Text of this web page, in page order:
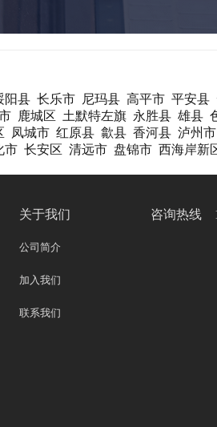
阳县 长乐市 尼玛县 高平市 平安县
鹿城区 土默特左旗 永胜县 雄县
凤城市 红原县 歙县 香河县 泸州市
市 长安区 清远市 盘锦市 西海岸新
关于我们
公司简介
加入我们
联系我们
咨询热线